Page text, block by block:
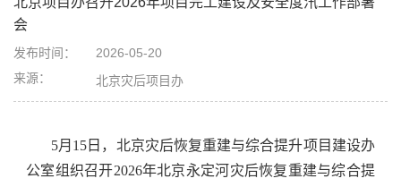
会
发布时间：
2026-05-20
来源：
北京灾后项目办
5月15日，北京灾后恢复重建与综合提升项目建设办
公室组织召开2026年北京永定河灾后恢复重建与综合提